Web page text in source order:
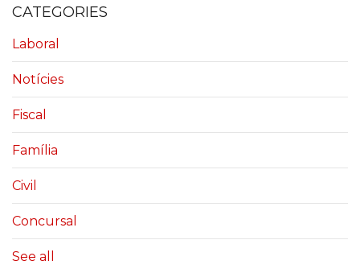
CATEGORIES
Laboral
Notícies
Fiscal
Família
Civil
Concursal
See all